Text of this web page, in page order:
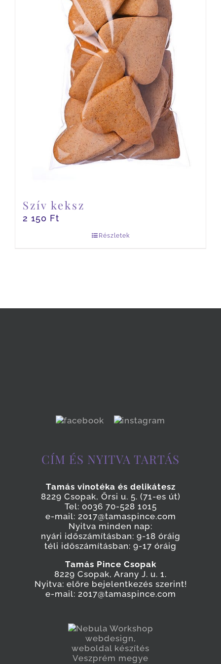
Szív keksz
2 150 Ft
Részletek
CÍM ÉS NYITVA TARTÁS
Tamás vinotéka és delikátesz
8229 Csopak, Őrsi u. 5. (71-es út)
Tel: 0036 70-528 1015
e-mail: 2017@tamaspince.com
Nyitva minden nap:
nyári időszámításban: 9-18 óráig
téli időszámításban: 9-17 óráig
Tamás Pince Csopak
8229 Csopak, Arany J. u. 1.
Nyitva: előre bejelentkezés szerint!
e-mail: 2017@tamaspince.com